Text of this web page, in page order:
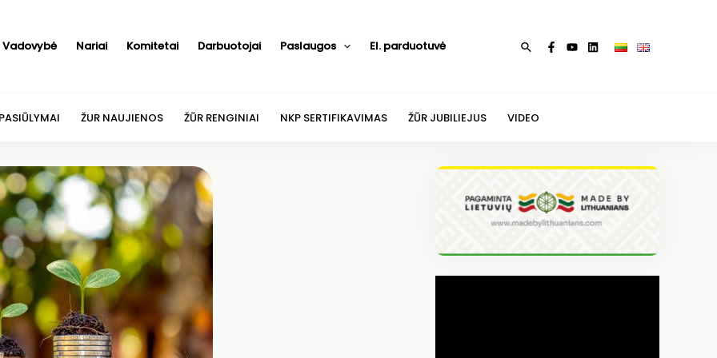
Vadovybė Nariai Komitetai Darbuotojai Paslaugos El. parduotuvė Paieška
ŽUR NAUJIENOS ŽŪR RENGINIAI NKP SERTIFIKAVIMAS ŽŪR JUBILIEJUS VIDEO